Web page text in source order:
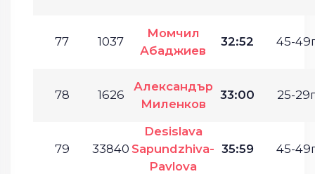
77 1037
Момчил
Абаджиев
32:52 45-
78 1626
Александър
Миленков
33:00 25-
79 33840
Desislava
Sapundzhiva-
Pavlova
35:59 45-